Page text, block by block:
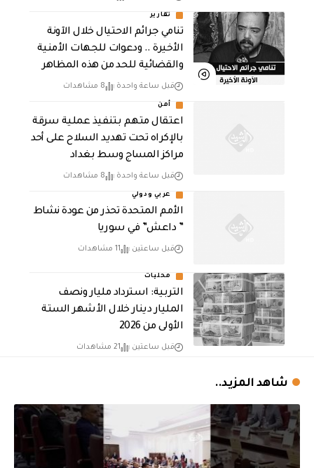
تقارير
تنامي جرائم الاحتيال خلال الآونة
الأخيرة .. ودعوات للجهات الأمنية
والقضائية للحد من هذه المظاهر
قبل ساعة واحدة 8 مشاهدات
أمن
اعتقال متهم بتنفيذ عملية سرقة
بالإكراه تحت تهديد السلاح على أحد
مراكز المساج وسط بغداد
قبل ساعة واحدة 8 مشاهدات
عربي ودولي
الأمم المتحدة تحذر من عودة نشاط
” داعش” في سوريا
قبل ساعتين 11 مشاهدات
محليات
التربية: استرداد مليار ونصف
المليار دينار خلال الأشهر الستة
الأولى من 2026
قبل ساعتين 21 مشاهدات
شاهد المزيد..